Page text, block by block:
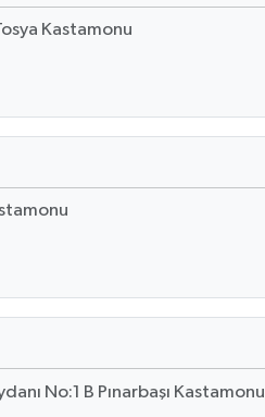
Kastamonu
No:1 B Pınarbaşı Kastamonu